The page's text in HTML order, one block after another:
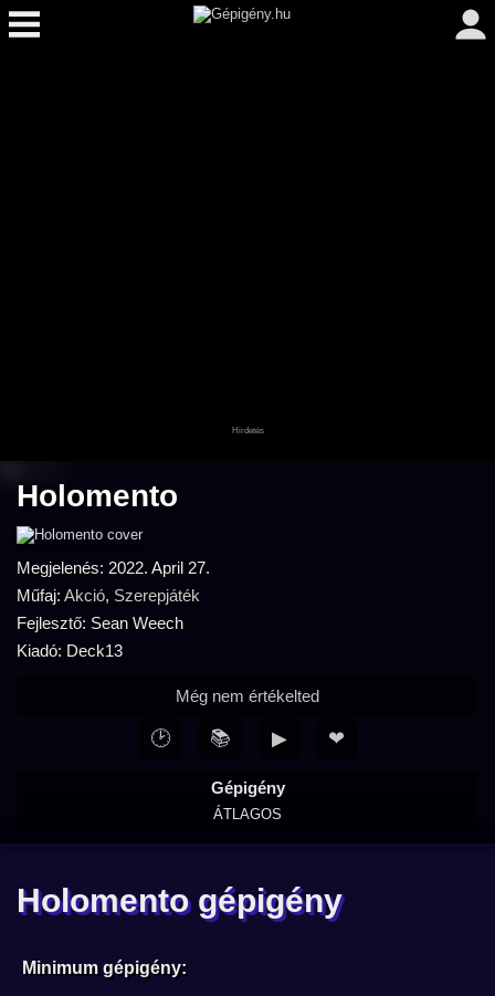
Holomento
Megjelenés: 2022. April 27.
Műfaj: Akció, Szerepjáték
Fejlesztő: Sean Weech
Kiadó: Deck13
Gépigény
ÁTLAGOS
Még nem értékelted
🕑 📚 ▶ ❤
Holomento gépigény
Minimum gépigény: